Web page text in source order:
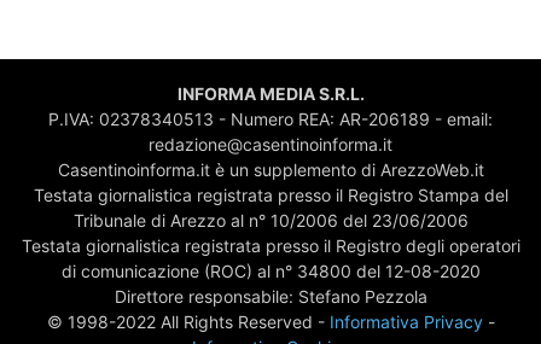
INFORMA MEDIA S.R.L.
P.IVA: 02378340513 - Numero REA: AR-206189 - email:
redazione@casentinoinforma.it
Casentinoinforma.it è un supplemento di ArezzoWeb.it
Testata giornalistica registrata presso il Registro Stampa del
Tribunale di Arezzo al n° 10/2006 del 23/06/2006
Testata giornalistica registrata presso il Registro degli operatori
di comunicazione (ROC) al n° 34800 del 12-08-2020
Direttore responsabile: Stefano Pezzola
© 1998-2022 All Rights Reserved - Informativa Privacy-